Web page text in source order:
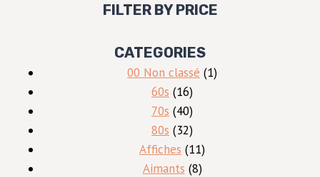
FILTER BY PRICE
CATEGORIES
00 Non classé 11
60s 1616
produits
70s 4040
produits
80s 3232
produits
Affiches 1111
produits
Aimants 88